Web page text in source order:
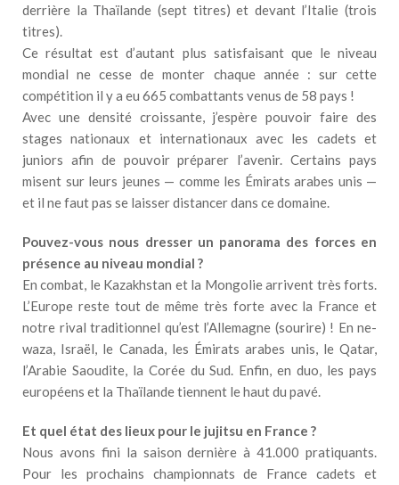
derrière la Thaïlande (sept titres) et devant l’Italie (trois
titres).
Ce résultat est d’autant plus satisfaisant que le niveau
mondial ne cesse de monter chaque année : sur cette
compétition il y a eu 665 combattants venus de 58 pays !
Avec une densité croissante, j’espère pouvoir faire des
stages nationaux et internationaux avec les cadets et
juniors afin de pouvoir préparer l’avenir. Certains pays
misent sur leurs jeunes — comme les Émirats arabes unis —
et il ne faut pas se laisser distancer dans ce domaine.
Pouvez-vous nous dresser un panorama des forces en
présence au niveau mondial ?
En combat, le Kazakhstan et la Mongolie arrivent très forts.
L’Europe reste tout de même très forte avec la France et
notre rival traditionnel qu’est l’Allemagne (sourire) ! En ne-
waza, Israël, le Canada, les Émirats arabes unis, le Qatar,
l’Arabie Saoudite, la Corée du Sud. Enfin, en duo, les pays
européens et la Thaïlande tiennent le haut du pavé.
Et quel état des lieux pour le jujitsu en France ?
Nous avons fini la saison dernière à 41.000 pratiquants.
Pour les prochains championnats de France cadets et